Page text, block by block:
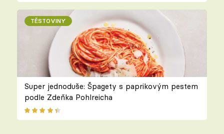
TĚSTOVINY
Super jednoduše: Špagety s paprikovým pestem
podle Zdeňka Pohlreicha